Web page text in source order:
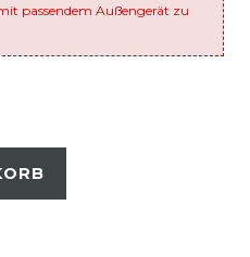
passendem Außengerät zu